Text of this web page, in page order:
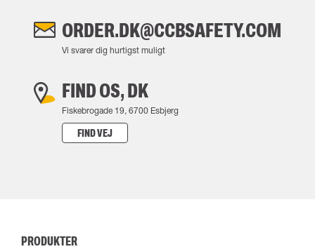
ORDER.DK@CCBSAFETY.COM
Vi svarer dig hurtigst muligt
FIND OS, DK
Fiskebrogade 19, 6700 Esbjerg
FIND VEJ
PRODUKTER